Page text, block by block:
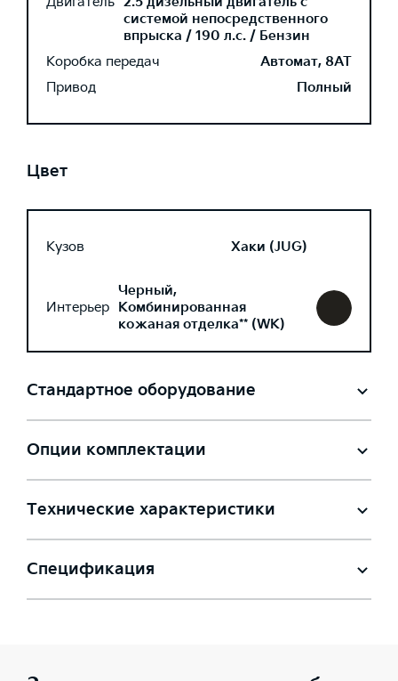
системой непосредственного
впрыска / 190 л.с. / Бензин
Коробка передач
Автомат, 8AT
Привод
Полный
Цвет
Кузов Хаки (JUG)
Интерьер
Черный,
Комбинированная
кожаная отделка** (WK)
Стандартное оборудование
Опции комплектации
Технические характеристики
Спецификация